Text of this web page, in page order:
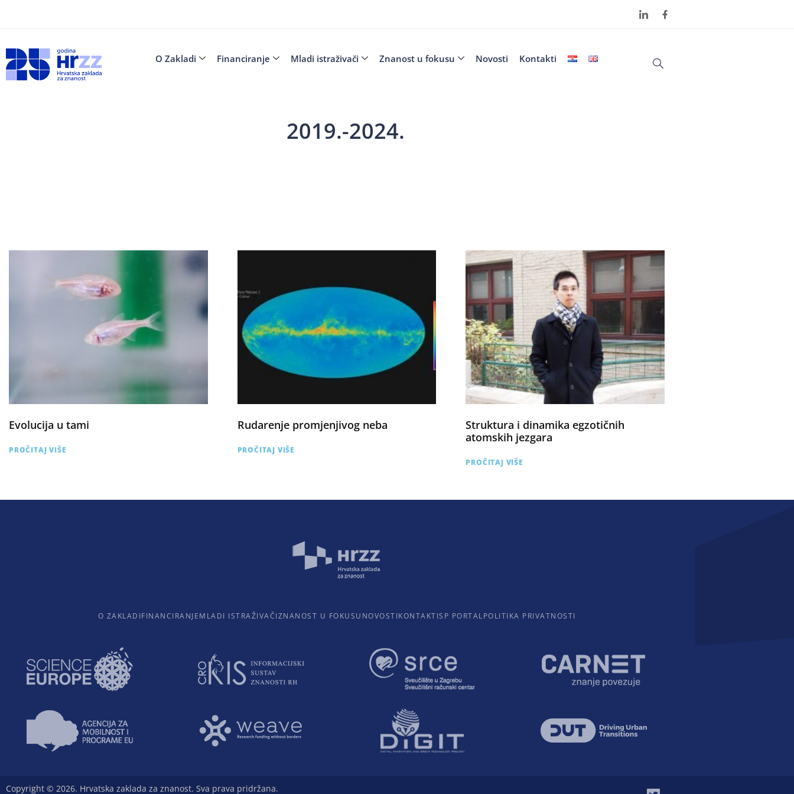
O Zakladi Financiranje Mladi istraživači Znanost u fokusu Novosti Kontakti
2019.-2024.
Evolucija u tami
PROČITAJ VIŠE
Rudarenje promjenjivog neba
PROČITAJ VIŠE
Struktura i dinamika egzotičnih
atomskih jezgara
PROČITAJ VIŠE
O ZAKLADIFINANCIRANJEMLADI ISTRAŽIVAČIZNANOST U FOKUSU NOVOSTIKONTAKTISP PORTALPOLITIKA PRIVATNOSTI
Copyright © 2026. Hrvatska zaklada za znanost. Sva prava pridržana.